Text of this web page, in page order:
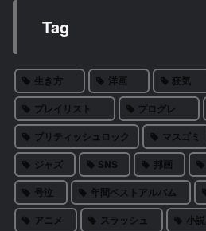
Tag
生き方 洋画 狂気
プレイリスト
プログレ
ブリティッシュロック
マスゴミ
ジャズ
SNS 邦画
号泣
年間ベストアルバム
アニメ
スラッシュ 小説